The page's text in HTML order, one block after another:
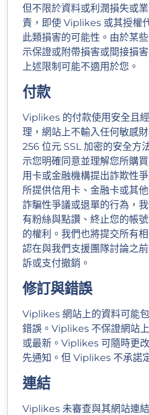
但不限於資料或利潤損失或
責，即使 Viplikes 或其授權
此類損害的可能性。由於某
示保證或附帶損害或間接損
上述限制可能不適用於您。
付款
Viplikes 的付款使用安全且
理，網站上不輸入任何敏感
256 位元 SSL 加密的安全方
示您明確同意並理解您所購
用卡或金融機構提出詐欺性
所提供信用卡、金融卡或其
詐騙性爭議或退單的行為，
有粉絲與點讚、終止您的帳
的權利。我們也將提交所有
認在與我們支援團隊討論之
訴或支付撤銷。
修訂與錯誤
Viplikes 網站上的資料可能
錯誤。Viplikes 不保證網站
或最新。Viplikes 可隨時更
先通知。但 Viplikes 不承諾
連結
Viplikes 未審查與其網站連